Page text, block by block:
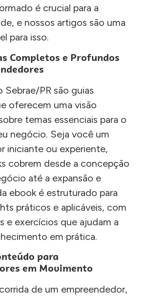
é crucial para a
e nossos artigos são uma
para isso.
Completos e Profundos
Sebrae/PR são guias
oferecem uma visão
temas essenciais para o
negócio. Seja você um
iniciante ou experiente,
cobrem desde a concepção
até a expansão e
ebook é estruturado para
práticos e aplicáveis, com
e exercícios que ajudam a
em prática.
para
em Movimento
de um empreendedor,